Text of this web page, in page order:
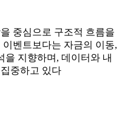
중심으로 구조적 흐름을
벤트보다는 자금의 이동,
을 지향하며, 데이터와 내
중하고 있다